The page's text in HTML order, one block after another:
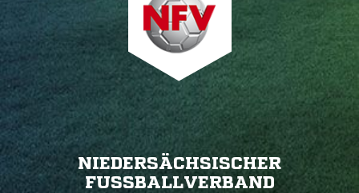
NIEDERSÄCHSISCHER
FUSSBALLVERBAND